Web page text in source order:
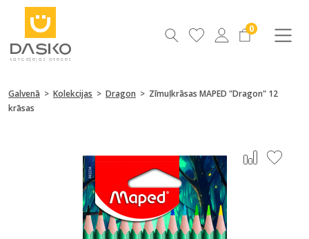
0
Galvenā > Kolekcijas > Dragon > Zīmuļkrāsas MAPED "Dragon" 12
krāsas